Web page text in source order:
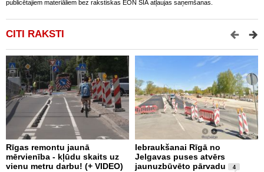
publicētajiem materiāliem bez rakstiskas EON SIA atļaujas saņemšanas.
CITI RAKSTI
Rīgas remontu jaunā
mērvienība - kļūdu skaits uz
vienu metru darbu! (+ VIDEO)
Iebraukšanai Rīgā no
Jelgavas puses atvērs
jaunuzbūvēto pārvadu
4